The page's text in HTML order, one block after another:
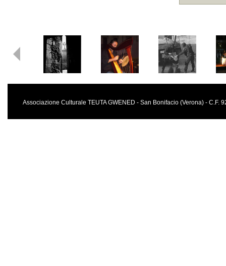
Associazione Culturale TEUTA GWENED - San Bonifacio (Verona) - C.F.